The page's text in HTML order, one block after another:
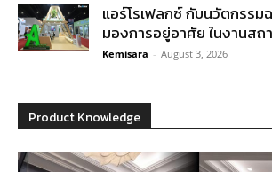
แอร์โรเฟลกซ์ กับนวัตกรรม
มองการอยู่อาศัย ในงานสถ
Kemisara - August 3, 2026
Product Knowledge